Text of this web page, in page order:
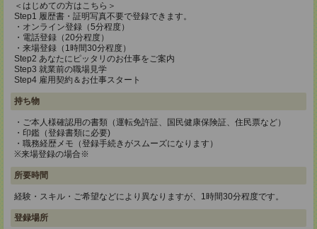
＜はじめての方はこちら＞
Step1 履歴書・証明写真不要で登録できます。
・オンライン登録（5分程度）
・電話登録（20分程度）
・来場登録（1時間30分程度）
Step2 あなたにピッタリのお仕事をご案内
Step3 就業前の職場見学
Step4 雇用契約＆お仕事スタート
持ち物
・ご本人様確認用の書類（運転免許証、国民健康保険証、住民票など）
・印鑑（登録書類に必要)
・職務経歴メモ（登録手続きがスムーズになります）
※来場登録の場合※
所要時間
経験・スキル・ご希望などにより異なりますが、1時間30分程度です。
登録場所